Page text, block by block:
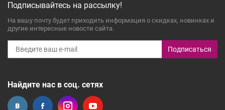
Подписывайтесь на рассылку!
На вашу почту будет приходить информация о скидках, новинках и
другие интересные новости сайта.
Подписаться
Найдите нас в соц. сетях